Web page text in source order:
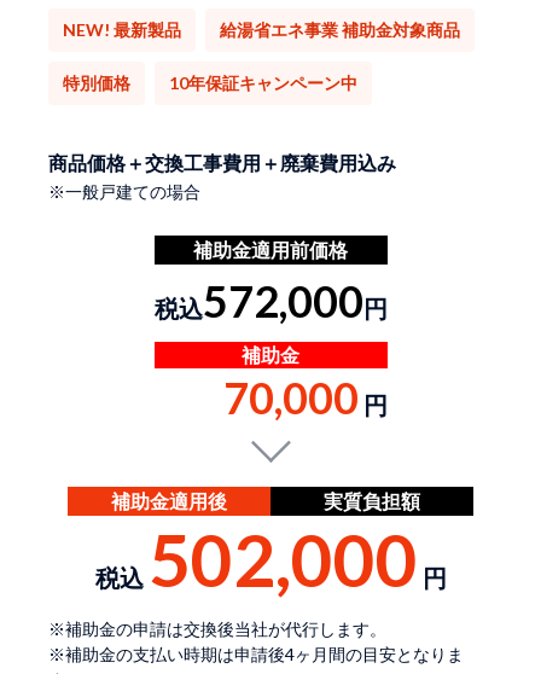
NEW! 最新製品 給湯省エネ事業 補助金対象商品
特別価格 10年保証キャンペーン中
商品価格＋交換工事費用＋廃棄費用込み
※一般戸建ての場合
補助金適用前価格
税込572,000円
補助金
70,000 円
補助金適用後 実質負担額
税込 502,000 円
※補助金の申請は交換後当社が代行します。
※補助金の支払い時期は申請後4ヶ月間の目安となりま